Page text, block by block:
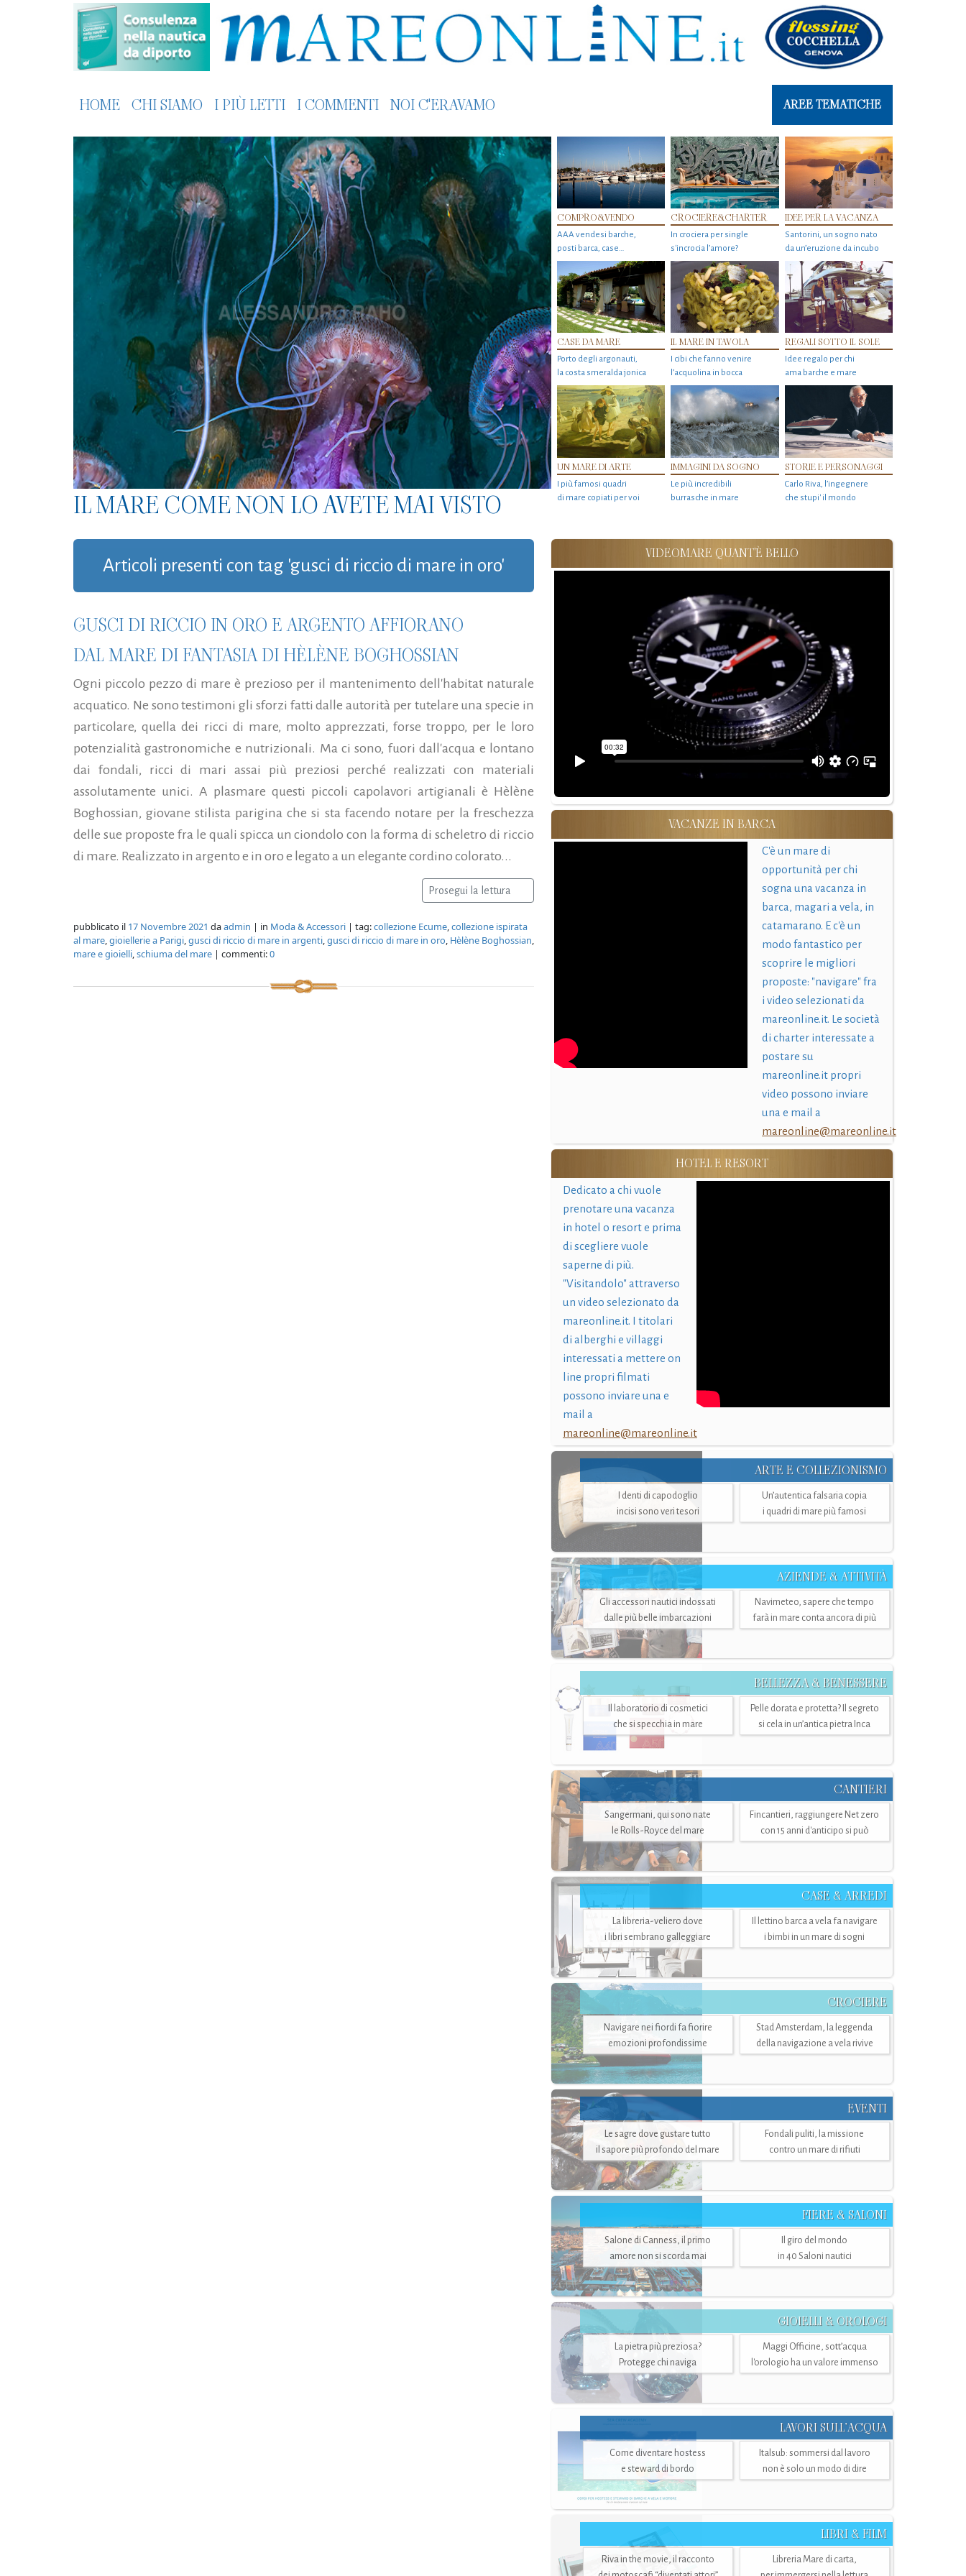
HOME CHI SIAMO I PIÙ LETTI I COMMENTI NOI C'ERAVAMO AREE TEMATICHE
IL MARE COME NON LO AVETE MAI VISTO
COMPRO&VENDO
AAA vendesi barche,
posti barca, case…
CROCIERE&CHARTER
In crociera per single
s'incrocia l’amore?
IDEE PER LA VACANZA
Santorini, un sogno nato
da un’eruzione da incubo
CASE DA MARE
Porto degli argonauti,
la costa smeralda jonica
IL MARE IN TAVOLA
I cibi che fanno venire
l’acquolina in bocca
REGALI SOTTO IL SOLE
Idee regalo per chi
ama barche e mare
UN MARE DI ARTE
I più famosi quadri
di mare copiati per voi
IMMAGINI DA SOGNO
Le più incredibili
burrasche in mare
STORIE E PERSONAGGI
Carlo Riva, l’ingegnere
che stupi' il mondo
Articoli presenti con tag 'gusci di riccio di mare in oro'
GUSCI DI RICCIO IN ORO E ARGENTO AFFIORANO
DAL MARE DI FANTASIA DI HÈLÈNE BOGHOSSIAN
Ogni piccolo pezzo di mare è prezioso per il mantenimento dell'habitat naturale
acquatico. Ne sono testimoni gli sforzi fatti dalle autorità per tutelare una specie in
particolare, quella dei ricci di mare, molto apprezzati, forse troppo, per le loro
potenzialità gastronomiche e nutrizionali. Ma ci sono, fuori dall'acqua e lontano
dai fondali, ricci di mari assai più preziosi perché realizzati con materiali
assolutamente unici. A plasmare questi piccoli capolavori artigianali è Hèlène
Boghossian, giovane stilista parigina che si sta facendo notare per la freschezza
delle sue proposte fra le quali spicca un ciondolo con la forma di scheletro di riccio
di mare. Realizzato in argento e in oro e legato a un elegante cordino colorato...
Prosegui la lettura
pubblicato il 17 Novembre 2021 daadmin | in Moda & Accessori | tag:collezione Ecume,collezione ispirata
al mare,gioiellerie a Parigi,gusci di riccio di mare in argenti,gusci di riccio di mare in oro, Hèlène Boghossian,
mare e gioielli,schiuma del mare | commenti:0
VIDEOMARE QUANT'È BELLO
VACANZE IN BARCA
C'è un mare di
opportunità per chi
sogna una vacanza in
barca, magari a vela, in
catamarano. E c'è un
modo fantastico per
scoprire le migliori
proposte: "navigare" fra
i video selezionati da
mareonline.it. Le società
di charter interessate a
postare su
mareonline.it propri
video possono inviare
una e mail a
mareonline@mareonline.it
HOTEL E RESORT
Dedicato a chi vuole
prenotare una vacanza
in hotel o resort e prima
di scegliere vuole
saperne di più.
"Visitandolo" attraverso
un video selezionato da
mareonline.it. I titolari
di alberghi e villaggi
interessati a mettere on
line propri filmati
possono inviare una e
mail a
mareonline@mareonline.it
ARTE E COLLEZIONISMO
I denti di capodoglio
incisi sono veri tesori
Un’autentica falsaria copia
i quadri di mare più famosi
AZIENDE & ATTIVITÀ
Gli accessori nautici indossati
dalle più belle imbarcazioni
Navimeteo, sapere che tempo
farà in mare conta ancora di più
BELLEZZA & BENESSERE
Il laboratorio di cosmetici
che si specchia in mare
Pelle dorata e protetta? Il segreto
si cela in un’antica pietra Inca
CANTIERI
Sangermani, qui sono nate
le Rolls-Royce del mare
Fincantieri, raggiungere Net zero
con 15 anni d'anticipo si può
CASE & ARREDI
La libreria-veliero dove
i libri sembrano galleggiare
Il lettino barca a vela fa navigare
i bimbi in un mare di sogni
CROCIERE
Navigare nei fiordi fa fiorire
emozioni profondissime
Stad Amsterdam, la leggenda
della navigazione a vela rivive
EVENTI
Le sagre dove gustare tutto
il sapore più profondo del mare
Fondali puliti, la missione
contro un mare di rifiuti
FIERE & SALONI
Salone di Canness, il primo
amore non si scorda mai
Il giro del mondo
in 40 Saloni nautici
GIOIELLI & OROLOGI
La pietra più preziosa?
Protegge chi naviga
Maggi Officine, sott’acqua
l'orologio ha un valore immenso
LAVORI SULL’ACQUA
Come diventare hostess
e steward di bordo
Italsub: sommersi dal lavoro
non è solo un modo di dire
LIBRI & FILM
Riva in the movie, il racconto
Libreria Mare di carta,